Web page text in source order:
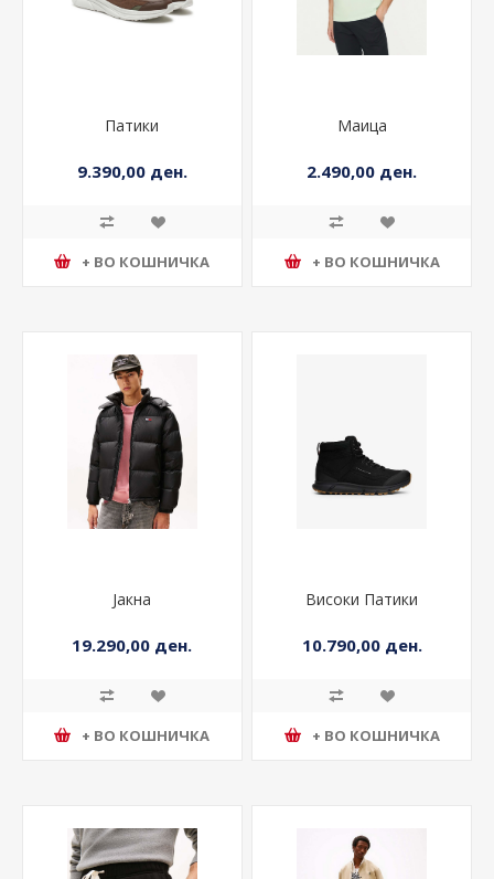
Патики
9.390,00 ден.
+ ВО КОШНИЧКА
Маица
2.490,00 ден.
+ ВО КОШНИЧКА
Јакна
19.290,00 ден.
+ ВО КОШНИЧКА
Високи Патики
10.790,00 ден.
+ ВО КОШНИЧКА